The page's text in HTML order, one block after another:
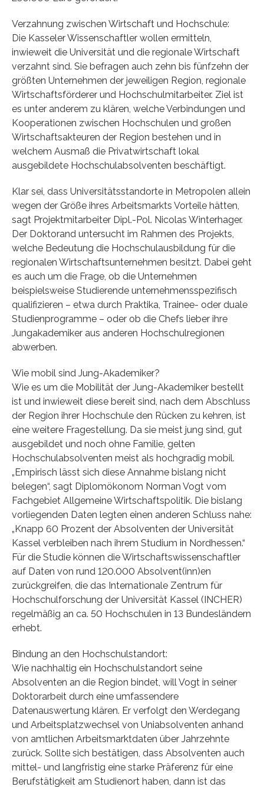
Verzahnung zwischen Wirtschaft und Hochschule:
Die Kasseler Wissenschaftler wollen ermitteln,
inwieweit die Universität und die regionale Wirtschaft
verzahnt sind. Sie befragen auch zehn bis fünfzehn der
größten Unternehmen der jeweiligen Region, regionale
Wirtschaftsförderer und Hochschulmitarbeiter. Ziel ist
es unter anderem zu klären, welche Verbindungen und
Kooperationen zwischen Hochschulen und großen
Wirtschaftsakteuren der Region bestehen und in
welchem Ausmaß die Privatwirtschaft lokal
ausgebildete Hochschulabsolventen beschäftigt.
Klar sei, dass Universitätsstandorte in Metropolen allein
wegen der Größe ihres Arbeitsmarkts Vorteile hätten,
sagt Projektmitarbeiter Dipl.-Pol. Nicolas Winterhager.
Der Doktorand untersucht im Rahmen des Projekts,
welche Bedeutung die Hochschulausbildung für die
regionalen Wirtschaftsunternehmen besitzt. Dabei geht
es auch um die Frage, ob die Unternehmen
beispielsweise Studierende unternehmensspezifisch
qualifizieren – etwa durch Praktika, Trainee- oder duale
Studienprogramme – oder ob die Chefs lieber ihre
Jungakademiker aus anderen Hochschulregionen
abwerben.
Wie mobil sind Jung-Akademiker?
Wie es um die Mobilität der Jung-Akademiker bestellt
ist und inwieweit diese bereit sind, nach dem Abschluss
der Region ihrer Hochschule den Rücken zu kehren, ist
eine weitere Fragestellung. Da sie meist jung sind, gut
ausgebildet und noch ohne Familie, gelten
Hochschulabsolventen meist als hochgradig mobil.
„Empirisch lässt sich diese Annahme bislang nicht
belegen“, sagt Diplomökonom Norman Vogt vom
Fachgebiet Allgemeine Wirtschaftspolitik. Die bislang
vorliegenden Daten legten einen anderen Schluss nahe:
„Knapp 60 Prozent der Absolventen der Universität
Kassel verbleiben nach ihrem Studium in Nordhessen.“
Für die Studie können die Wirtschaftswissenschaftler
auf Daten von rund 120.000 Absolvent(inn)en
zurückgreifen, die das Internationale Zentrum für
Hochschulforschung der Universität Kassel (INCHER)
regelmäßig an ca. 50 Hochschulen in 13 Bundesländern
erhebt.
Bindung an den Hochschulstandort:
Wie nachhaltig ein Hochschulstandort seine
Absolventen an die Region bindet, will Vogt in seiner
Doktorarbeit durch eine umfassendere
Datenauswertung klären. Er verfolgt den Werdegang
und Arbeitsplatzwechsel von Uniabsolventen anhand
von amtlichen Arbeitsmarktdaten über Jahrzehnte
zurück. Sollte sich bestätigen, dass Absolventen auch
mittel- und langfristig eine starke Präferenz für eine
Berufstätigkeit am Studienort haben, dann ist das